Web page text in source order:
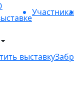
выставку